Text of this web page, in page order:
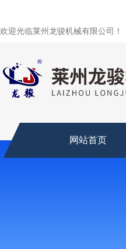
欢迎光临莱州龙骏机械有限公司！
网站首页